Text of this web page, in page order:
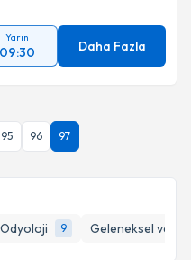
Odyoloji 9 Geleneksel ve
Gönder
Yarın
09:30 Daha Fazla
95 96 97